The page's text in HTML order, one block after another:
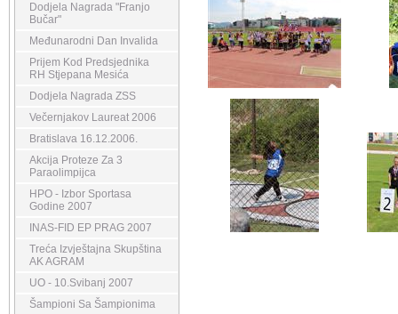
Dodjela Nagrada "Franjo
Bučar"
Međunarodni Dan Invalida
Prijem Kod Predsjednika
RH Stjepana Mesića
Dodjela Nagrada ZSS
Večernjakov Laureat 2006
Bratislava 16.12.2006.
Akcija Proteze Za 3
Paraolimpijca
HPO - Izbor Sportasa
Godine 2007
INAS-FID EP PRAG 2007
Treća Izvještajna Skupština
AK AGRAM
UO - 10.Svibanj 2007
Šampioni Sa Šampionima